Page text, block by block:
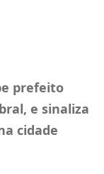
prefeito
e sinaliza
cidade